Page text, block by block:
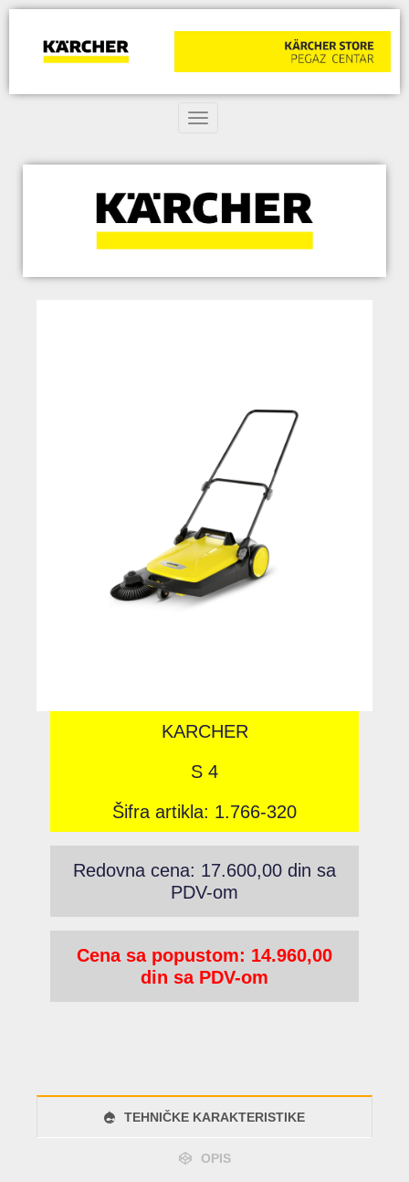
Toggle navigation
KARCHER
S 4
Šifra artikla: 1.766-320
Redovna cena: 17.600,00 din sa
PDV-om
Cena sa popustom: 14.960,00
din sa PDV-om
TEHNIČKE KARAKTERISTIKE
OPIS